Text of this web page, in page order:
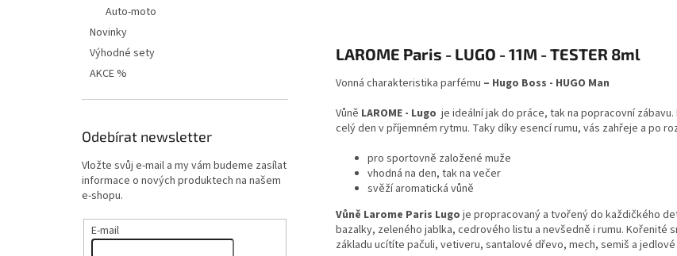
Auto-moto
Novinky
Výhodné sety
AKCE %
Odebírat newsletter
Vložte svůj e-mail a my vám budeme zasílat
informace o nových produktech na našem
e-shopu.
E-mail
LAROME Paris - LUGO - 11M - TESTER 8ml
Vonná charakteristika parfému – Hugo Boss - HUGO Man
Vůně LAROME - Lugo je ideální jak do práce, tak na popracovní
celý den v příjemném rytmu. Taky díky esencí rumu, vás zahřeje a po
pro sportovně založené muže
vhodná na den, tak na večer
svěží aromatická vůně
Vůně Larome Paris Lugo je propracovaný a tvořený do každičkého
bazalky, zeleného jablka, cedrového listu a nevšedně i rumu. Kořenité
základu ucítíte pačuli, vetiveru, santalové dřevo, mech, semiš a